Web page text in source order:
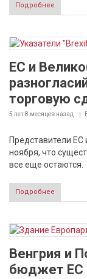
Подробнее
ЕС и
торговую
5 лет 8 месяцев назад
Представители
ноября, что
все еще остаются.
Подробнее
Венгрия и
бюджет ЕС